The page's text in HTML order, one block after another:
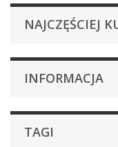
NAJCZĘŚCIEJ
INFORMACJA
TAGI